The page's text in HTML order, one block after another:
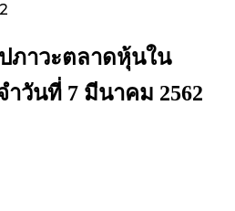
ภาวะตลาดหุ้นใน
ำวันที่ 7 มีนาคม 2562